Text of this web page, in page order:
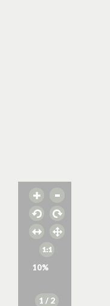
10%
1 / 2